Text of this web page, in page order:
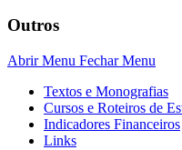
Outros
Abrir Menu Fechar Menu
Textos e Monografias
Cursos e Roteiros de
Indicadores Financeiros
Links